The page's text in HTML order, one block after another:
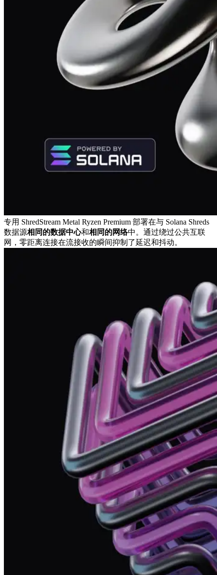
专用 ShredStream Metal Ryzen Premium 部署在与 Solana Shreds
数据源相同的数据中心和相同的网络中。通过绕过公共互联
网，零距离连接在流接收的瞬间抑制了延迟和抖动。